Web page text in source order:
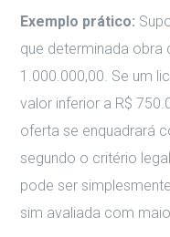
Exemplo prático:
que determinada obra
1.000.000,00. Se um
valor inferior a R$
oferta se enquadrará
segundo o critério
pode ser
sim avaliada com